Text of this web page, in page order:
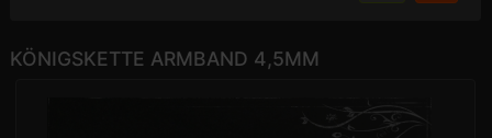
KÖNIGSKETTE ARMBAND 4,5MM